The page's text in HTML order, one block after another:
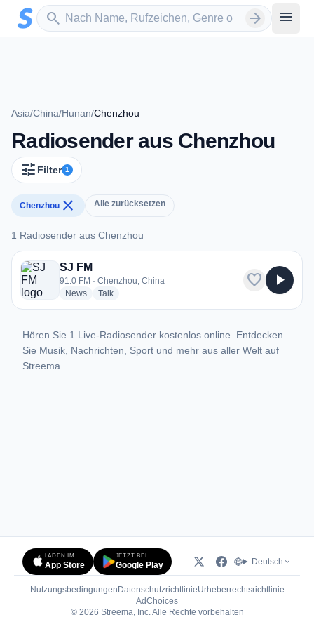
Zum Hauptinhalt springen
search
Sender suchen arrow_forward menu
Asia/China/Hunan/Chenzhou
Radiosender aus Chenzhou
tune Filter 1
Chenzhou close Alle zurücksetzen
1 Radiosender aus Chenzhou
1 Radiosender aus Chenzhou
SJ FM
91.0 FM · Chenzhou, China
Newsradio stations
Talkradio stations
favorite play_arrow
Hören Sie 1 Live-Radiosender kostenlos online. Entdecken
Sie Musik, Nachrichten, Sport und mehr aus aller Welt auf
Streema.
LADEN IM
App Store
JETZT BEI
Google Play Deutsch
Nutzungsbedingungen DatenschutzrichtlinieUrheberrechtsrichtlinie
AdChoices(öffnet in neuem Tab)
© 2026 Streema, Inc. Alle Rechte vorbehalten